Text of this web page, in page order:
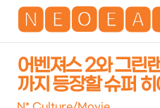
어벤져스 2와 그린
까지 등장할 슈퍼